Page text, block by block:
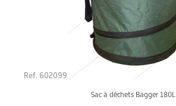
Ref. 602099
Sac à déchets Bagger 180L